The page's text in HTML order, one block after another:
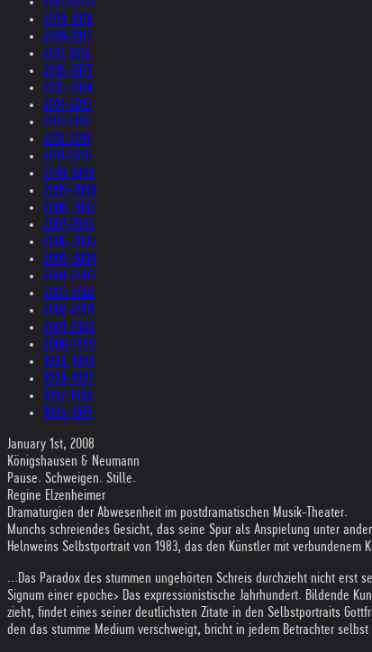
2019-2018
2018-2017
2017-2016
2016-2015
2015-2014
2014-2013
2013-2012
2012-2011
2011-2010
2010-2009
2009-2008
2008-2007
2007-2006
2006-2005
2005-2004
2004-2003
2003-2002
2002-2001
2001-2000
2000-1999
1999-1998
1998-1997
1997-1996
1996-1975
January 1st, 2008
Königshausen & Neumann
Pause. Schweigen. Stille.
Regine Elzenheimer
Dramaturgien der Abwesenheit im postdramatischen Musik-Theater.
Munchs schreiendes Gesicht, das seine Spur als Anspielung unter
Helnweins Selbstportrait von 1983, das den Künstler mit
...Das Paradox des stummen ungehörten Schreis durchzieht nicht erst
Signum einer epoche> Das expressionistische Jahrhundert. Bildende
zieht, findet eines seiner deutlichsten Zitate in den Selbstportraits
den das stumme Medium verschweigt, bricht in jedem Betrachter